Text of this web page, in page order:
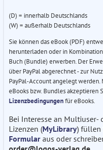
(D) = innerhalb Deutschlands
(W) = außerhalb Deutschlands
Sie können das eBook (PDF)
herunterladen oder in
Buch (Bundle) erwerben. Der
über PayPal abgerechnet - zur
PayPal-Account angelegt werden.
eBooks bzw. Bundles akzeptieren
Lizenzbedingungenfür eBooks.
Bei Interesse an Multiuser-
Lizenzen (MyLibrary) füllen
Formular aus oder